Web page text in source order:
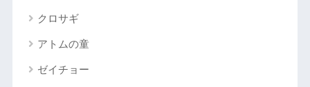
クロサギ
アトムの童
ゼイチョー